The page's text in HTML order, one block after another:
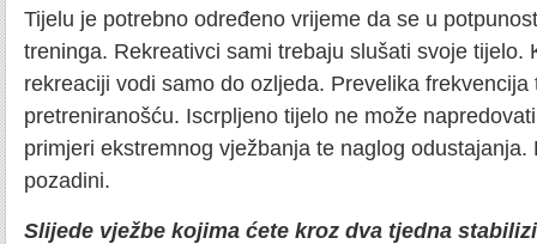
Tijelu je potrebno određeno vrijeme da se u
treninga. Rekreativci sami trebaju slušati svoje tijelo.
rekreaciji vodi samo do ozljeda. Prevelika frekvencija
pretreniranošću. Iscrpljeno tijelo ne može
primjeri ekstremnog vježbanja te naglog odustajanja.
pozadini.
Slijede vježbe kojima ćete kroz dva tjedna